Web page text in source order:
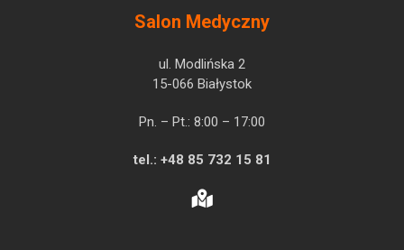
Salon Medyczny
ul. Modlińska 2
15-066 Białystok
Pn. – Pt.: 8:00 – 17:00
tel.: +48 85 732 15 81